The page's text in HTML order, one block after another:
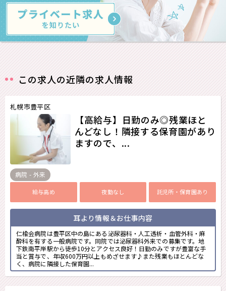
この求人の近隣の求人情報
札幌市豊平区
【高給与】日勤のみ◎残業ほと
んどなし！隣接する保育園があり
ますので、...
病院 - 外来
給与高め 夜勤なし 託児所・保育園あり
耳より情報＆お仕事内容
仁楡会病院は豊平区中の島にある泌尿器科・人工透析・血管外科・麻
酔科を有する一般病院です。同院では泌尿器科外来での募集です。地
下鉄南平岸駅から徒歩10分とアクセス良好！日勤のみですが豊富な手
当と賞与で、年収600万円以上もめざせます♪また残業もほとんどな
く、病院に隣接した保育園...